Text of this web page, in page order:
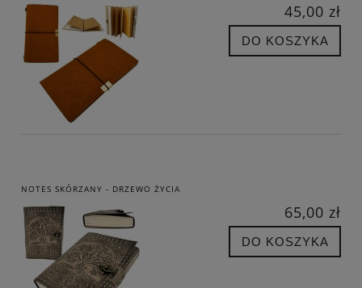
45,00 zł
DO KOSZYKA
NOTES SKÓRZANY - DRZEWO ŻYCIA
65,00 zł
DO KOSZYKA